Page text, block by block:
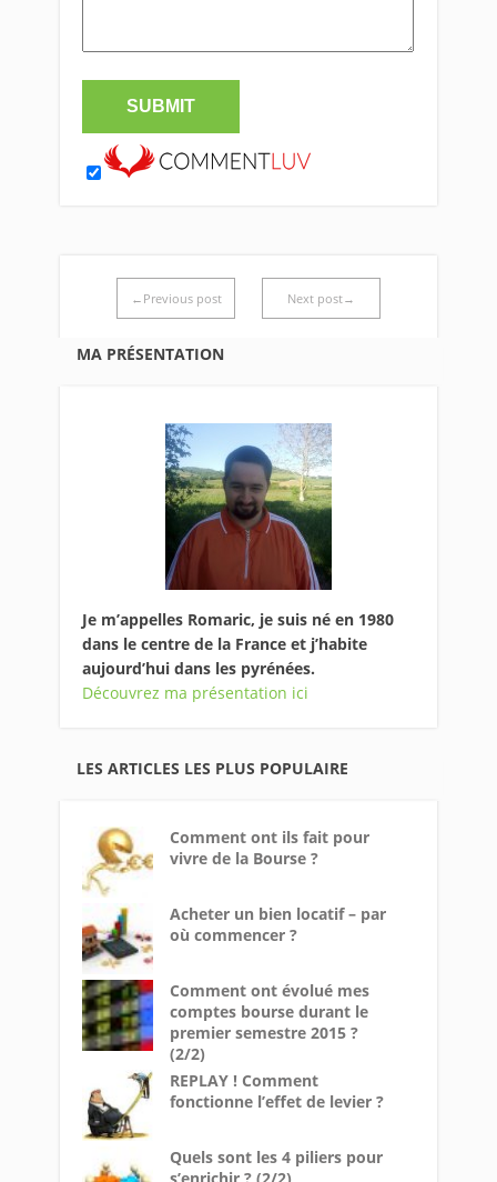
←Previous post Next post→
MA PRÉSENTATION
Je m’appelles Romaric, je suis né en 1980
dans le centre de la France et j’habite
aujourd’hui dans les pyrénées.
Découvrez ma présentation ici
LES ARTICLES LES PLUS POPULAIRE
Comment ont ils fait pour
vivre de la Bourse ?
Acheter un bien locatif – par
où commencer ?
Comment ont évolué mes
comptes bourse durant le
premier semestre 2015 ?
(2/2)
REPLAY ! Comment
fonctionne l’effet de levier ?
Quels sont les 4 piliers pour